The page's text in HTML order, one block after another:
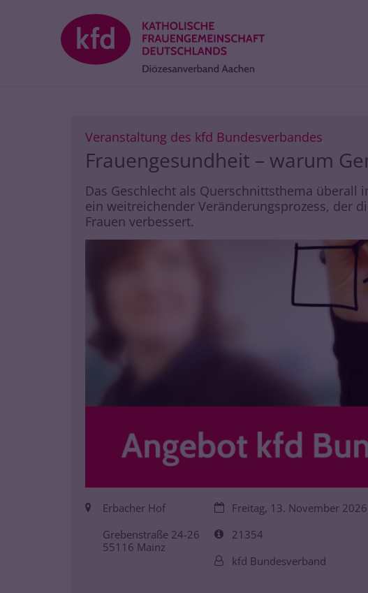
Veranstaltung des kfd Bundesverbandes
Frauengesundheit – warum
Das Geschlecht als Querschnittsthema überall
ein weitreichender Veränderungsprozess, der
Frauen verbessert.
Datum:Freitag, 13. November
Art bzw. Nummer:
21354
Von:kfd Bundesverband
Ort: Erbacher Hof
Grebenstraße 24-26
55116 Mainz